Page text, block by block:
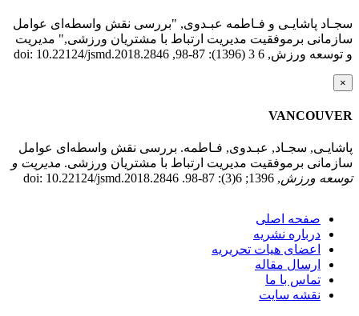
سجـاد پاشایـی و فـاطمه عبـدوی, "بررسی نقش واسطه‌ای عوامل
سازمانی برموفقیت مدیریت ارتباط با مشتریان ورزشی," مدیریت
و توسعه ورزش, 6 3 (1396): 87-98, doi: 10.22124/jsmd.2018.2846
×
VANCOUVER
پاشایـی, سجـاد, عبـدوی, فـاطمه. بررسی نقش واسطه‌ای عوامل
سازمانی برموفقیت مدیریت ارتباط با مشتریان ورزشی. مدیریت و
توسعه ورزش, 1396; 6(3): 87-98. doi: 10.22124/jsmd.2018.2846
صفحه اصلی
درباره نشریه
اعضای هیات تحریریه
ارسال مقاله
تماس با ما
نقشه سایت